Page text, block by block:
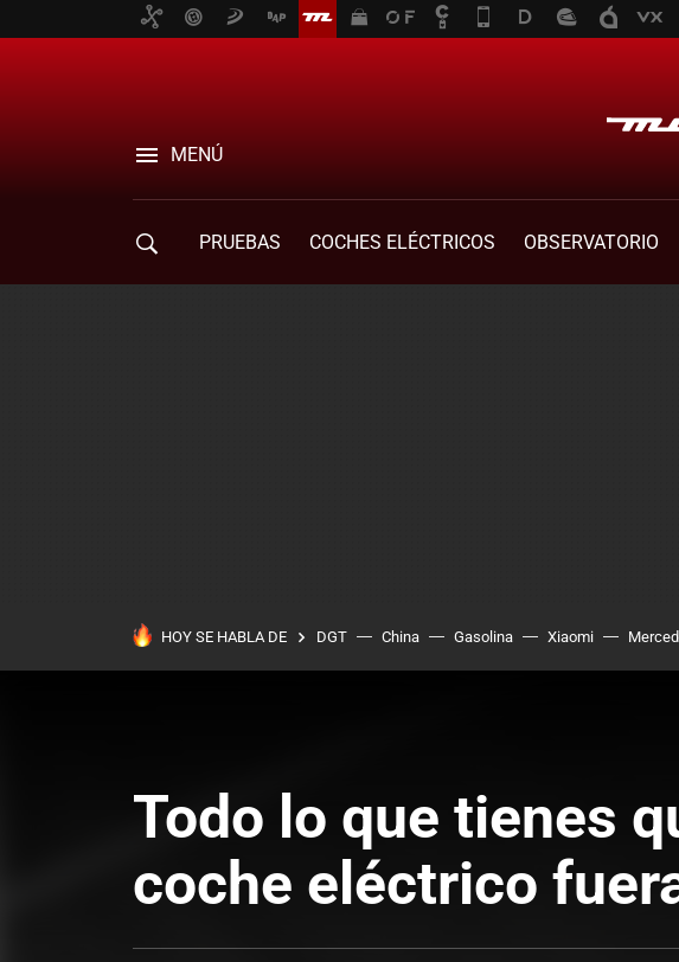
MENÚ
PRUEBAS COCHES ELÉCTRICOS OBSERVATORIO
HOY SE HABLA DE DGT China Gasolina Xiaomi
Todo lo que tienes
coche eléctrico